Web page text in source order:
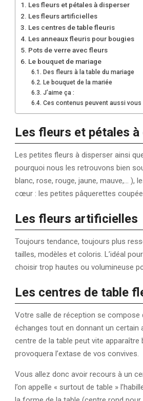
Les fleurs et pétales à disperser
Les fleurs artificielles
Les centres de table fleuris
Les anneaux fleuris pour bougies
Pots de verre avec fleurs
Le bouquet de mariage
Des fleurs à la table du mariage
Le bouquet de la mariée
J’aime ça :
Ces contenus peuvent aussi
Les fleurs et pétales
Les petites fleurs à disperser ainsi
pourquoi nous les retrouvons bien
blanc, rose, rouge, jaune, mauve,… ),
cœur : les petites pâquerettes
Les fleurs artificielles
Toujours tendance, toujours plus
tailles, modèles et coloris. L’idéal
choisir trop hautes ou volumineuse
Les centres de table
Votre salle de réception se
échanges tout en donnant un certain
centre de la table peut vite
provoquera l’extase de vos convives.
Vous allez donc avoir recours à un
l’on appelle « surtout de table »